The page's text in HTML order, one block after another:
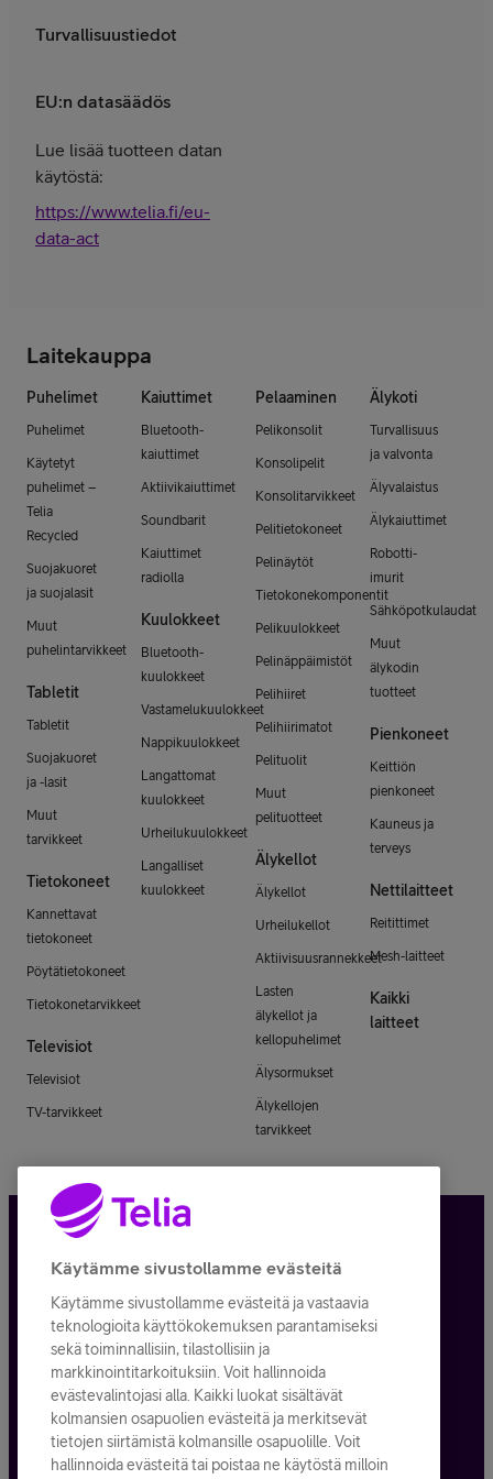
Turvallisuustiedot
EU:n datasäädös
Lue lisää tuotteen datan
käytöstä:
https://www.telia.fi/eu-
data-act
Laitekauppa
Puhelimet
Puhelimet
Käytetyt
puhelimet –
Telia
Recycled
Suojakuoret
ja suojalasit
Muut
puhelintarvikkeet
Tabletit
Tabletit
Suojakuoret
ja -lasit
Muut
tarvikkeet
Tietokoneet
Kannettavat
tietokoneet
Pöytätietokoneet
Tietokonetarvikkeet
Televisiot
Televisiot
TV-tarvikkeet
Kaiuttimet
Bluetooth-
kaiuttimet
Aktiivikaiuttimet
Soundbarit
Kaiuttimet
radiolla
Kuulokkeet
Bluetooth-
kuulokkeet
Vastamelukuulokkeet
Nappikuulokkeet
Langattomat
kuulokkeet
Urheilukuulokkeet
Langalliset
kuulokkeet
Pelaaminen
Pelikonsolit
Konsolipelit
Konsolitarvikkeet
Pelitietokoneet
Pelinäytöt
Tietokonekomponentit
Pelikuulokkeet
Pelinäppäimistöt
Pelihiiret
Pelihiirimatot
Pelituolit
Muut
pelituotteet
Älykellot
Älykellot
Urheilukellot
Aktiivisuusrannekkeet
Lasten
älykellot ja
kellopuhelimet
Älysormukset
Älykellojen
tarvikkeet
Älykoti
Turvallisuus
ja valvonta
Älyvalaistus
Älykaiuttimet
Robotti-
imurit
Sähköpotkulaudat
Muut
älykodin
tuotteet
Pienkoneet
Keittiön
pienkoneet
Kauneus ja
terveys
Nettilaitteet
Reitittimet
Mesh-laitteet
Kaikki
laitteet
Tietosuoja ja -turva
Tilauksen peruuttaminen
Käyttöehdot
Evästeiden käyttö
Toimitusehdot ja palvelukuvaukset
Käytämme sivustollamme evästeitä
Käytämme sivustollamme evästeitä ja vastaavia
teknologioita käyttökokemuksen parantamiseksi
sekä toiminnallisiin, tilastollisiin ja
markkinointitarkoituksiin. Voit hallinnoida
evästevalintojasi alla. Kaikki luokat sisältävät
kolmansien osapuolien evästeitä ja merkitsevät
tietojen siirtämistä kolmansille osapuolille. Voit
hallinnoida evästeitä tai poistaa ne käytöstä milloin